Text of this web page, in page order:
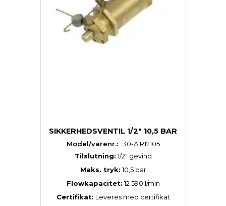
SIKKERHEDSVENTIL 1/2" 10,5 BAR
Model/varenr.: 30-AIR12105
Tilslutning:1/2″ gevind
Maks. tryk:10,5 bar
Flowkapacitet:12 590 l/min
Certifikat: Leveres med certifikat